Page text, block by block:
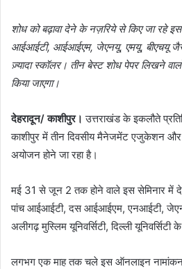
शोध को बढ़ावा देने के नज़रिये से किए जा रहे इस
आईआईटी, आईआईएम, जेएनयू, एमयू, बीएचयू
ज़्यादा स्कॉलर। तीन बेस्ट शोध पेपरलिखने
किया जाएगा।
देहरादून/ काशीपुर। उत्तराखंड के इकलौते
काशीपुर में तीन दिवसीय मैनेजमेंट एजुकेशन और
अयोजन होने जा रहा है।
मई 31 से जून 2 तक होने वाले इस सेमिनार में
पांच आईआईटी, दस आईआईएम, एनआईटी, जेएनयू,
अलीगढ़ मुस्लिम यूनिवर्सिटी, दिल्ली यूनिवर्सिटी
लगभग एक माह तक चले इस ऑनलाइन नामांकन